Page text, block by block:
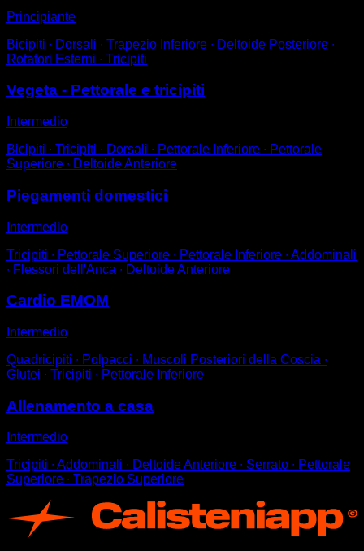
Principiante
Bicipiti ∙ Dorsali ∙ Trapezio Inferiore ∙ Deltoide Posteriore ∙
Rotatori Esterni ∙ Tricipiti
Vegeta - Pettorale e tricipiti
Intermedio
Bicipiti ∙ Tricipiti ∙ Dorsali ∙ Pettorale Inferiore ∙ Pettorale
Superiore ∙ Deltoide Anteriore
Piegamenti domestici
Intermedio
Tricipiti ∙ Pettorale Superiore ∙ Pettorale Inferiore ∙ Addominali
∙ Flessori dell'Anca ∙ Deltoide Anteriore
Cardio EMOM
Intermedio
Quadricipiti ∙ Polpacci ∙ Muscoli Posteriori della Coscia ∙
Glutei ∙ Tricipiti ∙ Pettorale Inferiore
Allenamento a casa
Intermedio
Tricipiti ∙ Addominali ∙ Deltoide Anteriore ∙ Serrato ∙ Pettorale
Superiore ∙ Trapezio Superiore